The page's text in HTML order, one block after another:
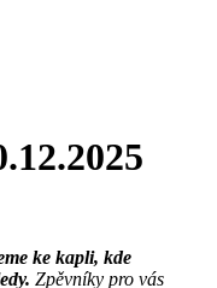
ke kapli, kde
Zpěvníky pro vás